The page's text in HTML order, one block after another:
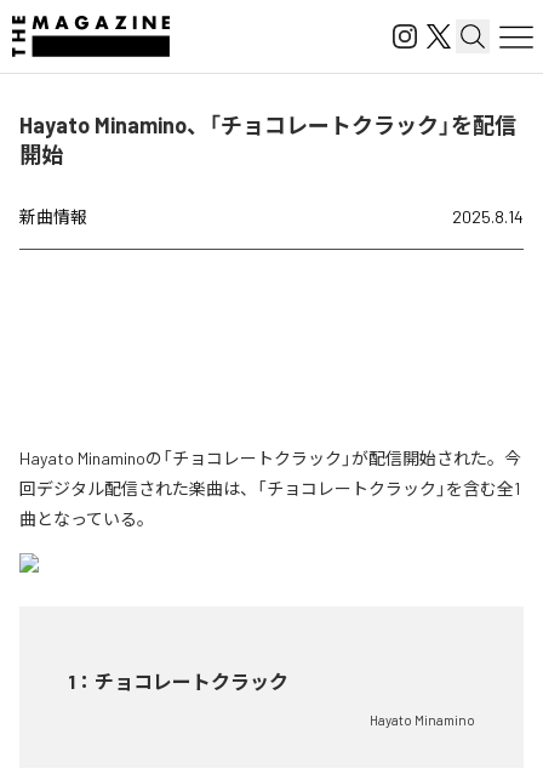
Hayato Minamino、「チョコレートクラック」を配信
開始
新曲情報 2025.8.14
Hayato Minaminoの「チョコレートクラック」が配信開始された。今
回デジタル配信された楽曲は、「チョコレートクラック」を含む全1
曲となっている。
1 ： チョコレートクラック
Hayato Minamino